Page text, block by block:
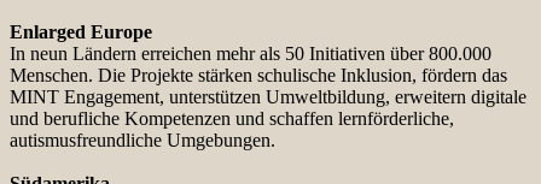
Enlarged Europe
In neun Ländern erreichen mehr als 50 Initiativen über 800.000
Menschen. Die Projekte stärken schulische Inklusion, fördern das
MINT Engagement, unterstützen Umweltbildung, erweitern digitale
und berufliche Kompetenzen und schaffen lernförderliche,
autismusfreundliche Umgebungen.